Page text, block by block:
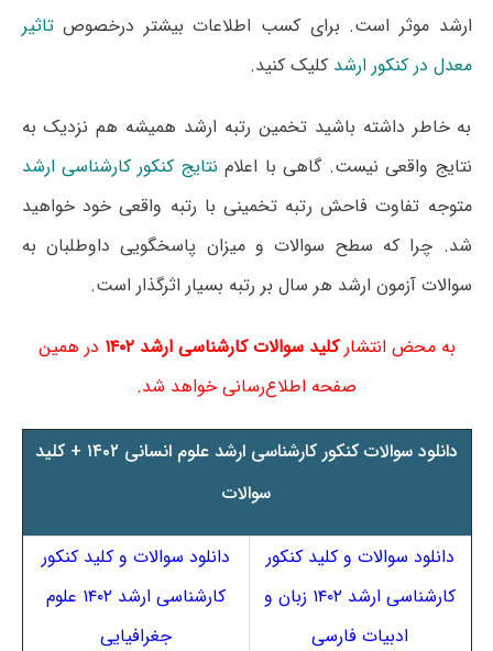
ارشد موثر است. برای کسب اطلاعات بیشتر درخصوصتاثیر
معدل در کنکور ارشد کلیک کنید.
به خاطر داشته باشید تخمین رتبه ارشد همیشه هم نزدیک به
نتایج واقعی نیست. گاهی با اعلام نتایج کنکور کارشناسی ارشد
متوجه تفاوت فاحش رتبه تخمینی با رتبه واقعی خود خواهید
شد. چرا که سطح سوالات و میزان پاسخگویی داوطلبان به
سوالات آزمون ارشد هر سال بر رتبه بسیار اثرگذار است.
به محض انتشار کلید سوالات کارشناسی ارشد ۱۴۰۲
در همین
صفحه اطلاع‌رسانی خواهد شد.
دانلود سوالات کنکور کارشناسی ارشد علوم انسانی ۱۴۰۲ + کلید
سوالات
دانلود سوالات و کلید کنکور
کارشناسی ارشد ۱۴۰۲ زبان و
ادبیات فارسی
دانلود سوالات و کلید کنکور
کارشناسی ارشد ۱۴۰۲ علوم
جغرافیایی